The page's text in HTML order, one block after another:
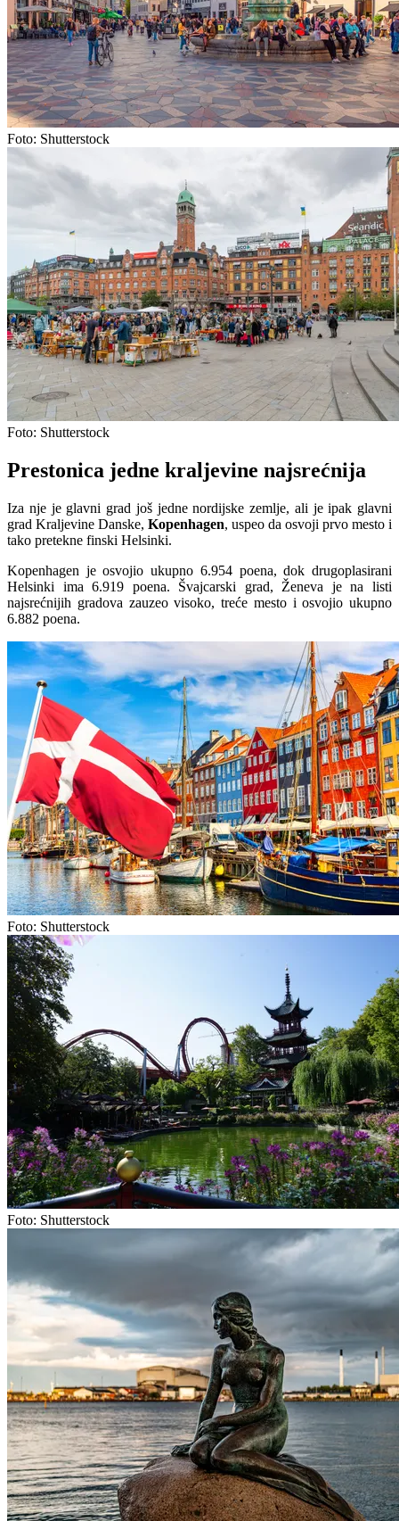
Foto: Shutterstock
Foto: Shutterstock
Prestonica jedne kraljevine najsrećnija
Iza nje je glavni grad još jedne nordijske zemlje, ali je ipak glavni
grad Kraljevine Danske, Kopenhagen, uspeo da osvoji prvo mesto i
tako pretekne finski Helsinki.
Kopenhagen je osvojio ukupno 6.954 poena, dok drugoplasirani
Helsinki ima 6.919 poena. Švajcarski grad, Ženeva je na listi
najsrećnijih gradova zauzeo visoko, treće mesto i osvojio ukupno
6.882 poena.
Foto: Shutterstock
Foto: Shutterstock